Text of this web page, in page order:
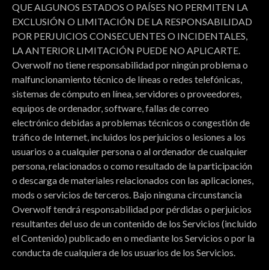
QUE ALGUNOS ESTADOS O PAÍSES NO PERMITEN LA
EXCLUSIÓN O LIMITACIÓN DE LA RESPONSABILIDAD
POR PERJUICIOS CONSECUENTES O INCIDENTALES,
LA ANTERIOR LIMITACIÓN PUEDE NO APLICARTE.
Overwolf no tiene responsabilidad por ningún problema o
malfuncionamiento técnico de líneas o redes telefónicas,
sistemas de cómputo en línea, servidores o proveedores,
equipos de ordenador, software, fallas de correo
electrónico debidas a problemas técnicos o congestión de
tráfico de Internet, incluidos los perjuicios o lesiones a los
usuarios o a cualquier persona o al ordenador de cualquier
persona, relacionados o como resultado de la participación
o descarga de materiales relacionados con las aplicaciones,
mods o servicios de terceros. Bajo ninguna circunstancia
Overwolf tendrá responsabilidad por pérdidas o perjuicios
resultantes del uso de un contenido de los Servicios (incluido
el Contenido) publicado en o mediante los Servicios o por la
conducta de cualquiera de los usuarios de los Servicios.